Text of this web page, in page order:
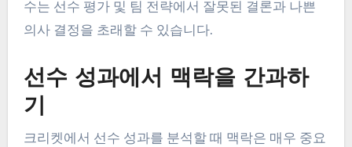
수는 선수 평가 및 팀 전략에서 잘못된 결론과 나쁜
의사 결정을 초래할 수 있습니다.
선수 성과에서 맥락을 간과하
기
크리켓에서 선수 성과를 분석할 때 맥락은 매우 중요